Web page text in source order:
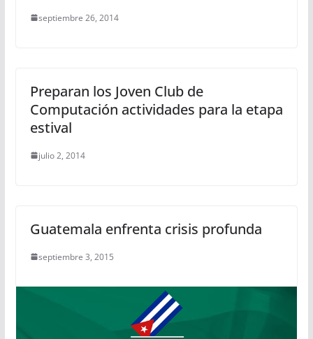
septiembre 26, 2014
Preparan los Joven Club de
Computación actividades para la etapa
estival
julio 2, 2014
Guatemala enfrenta crisis profunda
septiembre 3, 2015